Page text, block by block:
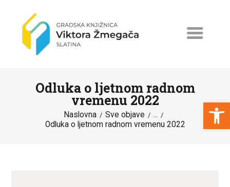
Open toolbar
Odluka o ljetnom radnom
vremenu 2022
Naslovna Sve objave ...
Odluka o ljetnom radnom vremenu 2022
NASLOVNA